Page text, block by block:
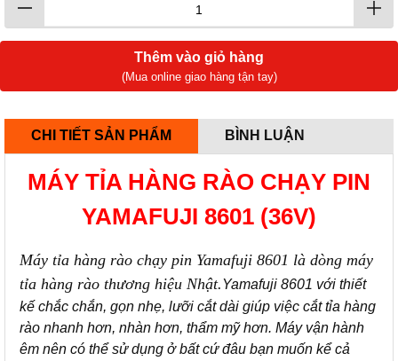
Thêm vào giỏ hàng
(Mua online giao hàng tận tay)
CHI TIẾT SẢN PHẨM BÌNH LUẬN
MÁY TỈA HÀNG RÀO CHẠY PIN
YAMAFUJI 8601 (36V)
Máy tỉa hàng rào chạy pin Yamafuji 8601 là dòng máy
tỉa hàng rào thương hiệu Nhật.Yamafuji 8601 với thiết
kế chắc chắn, gọn nhẹ, lưỡi cắt dài giúp việc cắt tỉa hàng
rào nhanh hơn, nhàn hơn, thẩm mỹ hơn. Máy vận hành
êm nên có thể sử dụng ở bất cứ đâu bạn muốn kể cả